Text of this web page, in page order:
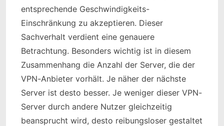
entsprechende Geschwindigkeits-
Einschränkung zu akzeptieren. Dieser
Sachverhalt verdient eine genauere
Betrachtung. Besonders wichtig ist in diesem
Zusammenhang die Anzahl der Server, die der
VPN-Anbieter vorhält. Je näher der nächste
Server ist desto besser. Je weniger dieser VPN-
Server durch andere Nutzer gleichzeitig
beansprucht wird, desto reibungsloser gestaltet